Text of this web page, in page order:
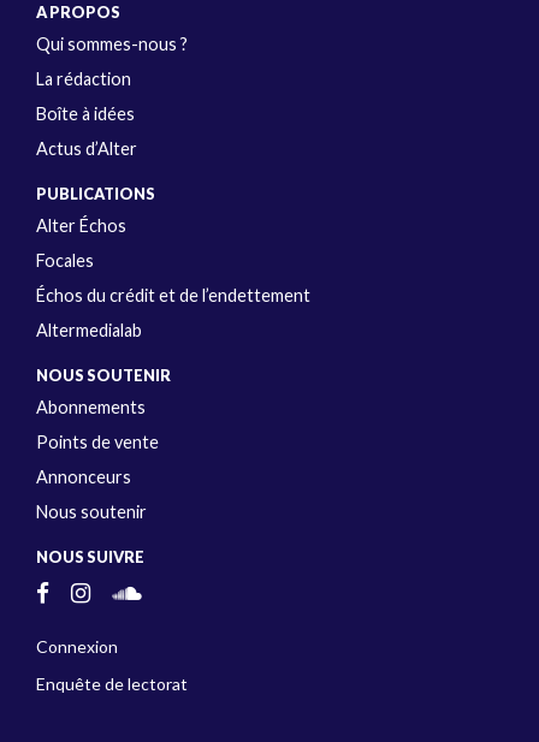
A PROPOS
Qui sommes-nous ?
La rédaction
Boîte à idées
Actus d’Alter
PUBLICATIONS
Alter Échos
Focales
Échos du crédit et de l’endettement
Altermedialab
NOUS SOUTENIR
Abonnements
Points de vente
Annonceurs
Nous soutenir
NOUS SUIVRE
Connexion
Enquête de lectorat